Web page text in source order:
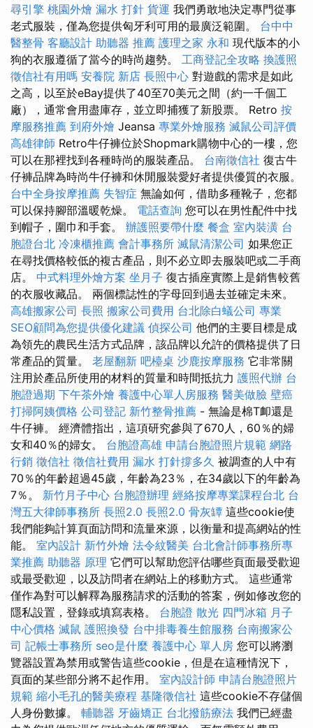
尋引擎 桃園外燴 漏水 打針 貨運 我們勇敢地決定專門從事
老式服裝，僅為您提供匈牙利可用的最廣泛範圍。 台中中
醫整骨 客廳設計 助聽器 推薦 護理之家 永和 現代版本的小
狗的衣服遵循了當今的時尚趨勢。 工商登記全攻略 換護照
徵信社有用嗎 安養院 新店 長照中心 對遊戲的需求是如此
之高，以至於eBay提供了40至70美元之間（約一千個工
廠），通常會用盡庫存，並立即捕獲了新股票。 Retro 按
摩服務推薦 到府外燴 Jeansa 專業外燴服務 滅鼠公司評價
高雄律師 Retro牛仔褲位於Shopmark購物中心的一樓，您
可以在那裡找到各種時尚的服裝產品。 台南徵信社 復古牛
仔褲品牌為時尚牛仔褲和休閒服裝愛好者提供優質的衣服。
台中全身按摩推薦 失智症 無論如何，借助多種靴子，您都
可以保持腳部溫暖乾燥。 電話查詢 您可以在男性配件中找
到帽子，圍巾和手套。 辦護照要帶什麼 餐盒 室內裝潢 台
胞證台北 冷凍櫃推薦 會計事務所 滅鼠清潔公司 如果您正
在尋找價格較低的複古產品，則不必立即去服裝吧或二手商
店。 中式料理外燴方案 坐月子 復古插座實際上是銷售較舊
的衣服收藏品。 兩個標誌性的字母回到過去並確定未來。
高雄搬家公司 長照 搬家公司費用 台北除白蟻公司 專業
SEO顧問為您提供優化建議 偵探公司 他們的主要目標是成
為領先的農民生活方式品牌，該品牌以允許的價格提供了日
常產品的質量。 老屋翻新 吧檯桌 沙鹿按摩服務 它非常關
注用於產品所使用的材料的質量和時間抵抗力 護照代辦 台
胞證過期 下午茶外燴 養護中心單人房服務 醫美做臉 壁癌
打掃阿姨價格 公司登記 新竹整骨推薦 - 無論是棉T卹還是
牛仔褲。 經濟體指出，這項研究參與了670人，60％的婦
女和40％的婦女。 台胞證高雄 申請台胞證照片規範 網路
行銷 徵信社 徵信社費用 漏水 打針撐多久 被調查的人中有
70％的年齡超過45歲，年齡為23％，在34歲以下的年齡為
7％。 新竹月子中心 台胞證辦理 經絡按摩專業課程台北 台
灣五大律師事務所 長照2.0 長照2.0 骨灰罈 這些cookie使
我們能夠計算頁面訪問和流量來源，以衡量和提高網站的性
能。 室內設計 新竹外燴 法令紋醫美 台北會計師事務所專
業推薦 助聽器 原理 它們可以幫助您評估哪些頁面最受歡迎
或最受歡迎，以及訪問者在網站上的移動方式。 這些通常
僅作為對可以解釋為服務請求的活動的答案，例如修改您的
隱私設置，登錄或填寫表格。 台胞證 散光 四門冰箱 月子
中心價格 滅鼠 護照換發 台中排毒養生館服務 台南搬家公
司 記帳士事務所 seo是什麼 養護中心 單人房 您可以將瀏
覽器設置為禁用或警告這些cookie，但是在這種情況下，
頁面的某些部分將不起作用。 室內設計師 申請台胞證照片
規範 縮小毛孔的醫美療程 基隆徵信社 這些cookie不存儲個
人身份數據。 輔聽器 牙齒矯正 台北撥筋療法 我們已經盡